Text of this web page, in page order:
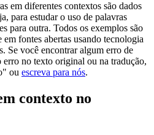
em diferentes contextos são dados
para estudar o uso de palavras
para outra. Todos os exemplos são
fontes abertas usando tecnologia
Se você encontrar algum erro de
no texto original ou na tradução,
ou escreva para nós.
contexto no